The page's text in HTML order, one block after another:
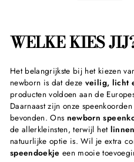
WELKE KIES
Het belangrijkste bij het kiezen
newborn is dat deze veilig, licht
producten voldoen aan de
Daarnaast zijn onze
bevonden. Ons newborn
de allerkleinsten, terwijl het
natuurlijke optie is. Wil je extra
speendoekje een mooie